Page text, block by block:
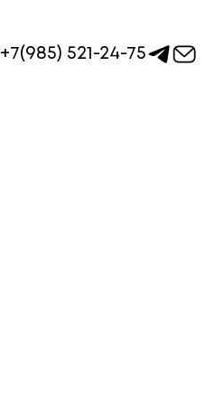
+7(985) 521-24-75